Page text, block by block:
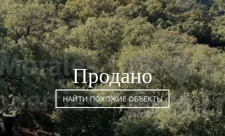
Продано
НАЙТИ ПОХОЖИЕ ОБЪЕКТЫ